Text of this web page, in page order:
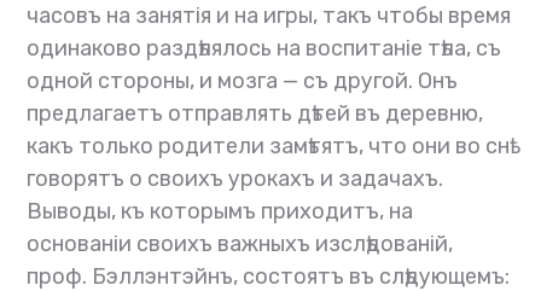
часовъ на занятія и на игры, такъ чтобы время
одинаково раздѣлялось на воспитаніе тѣла, съ
одной стороны, и мозга — съ другой. Онъ
предлагаетъ отправлять дѣтей въ деревню,
какъ только родители замѣтятъ, что они во снѣ
говорятъ о своихъ урокахъ и задачахъ.
Выводы, къ которымъ приходитъ, на
основаніи своихъ важныхъ изслѣдованій,
проф. Бэллэнтэйнъ, состоятъ въ слѣдующемъ: